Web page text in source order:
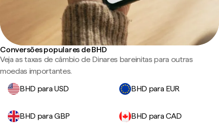
Conversões populares de BHD
Veja as taxas de câmbio de Dinares bareinitas para outras
moedas importantes.
BHD para USD
BHD para EUR
BHD para GBP BHD para CAD